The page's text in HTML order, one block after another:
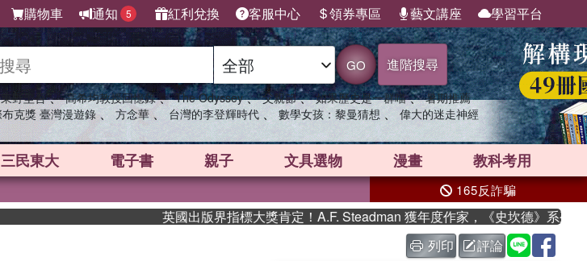
購物車 通知 5 紅利兌換 客服中心 領券專區 藝文講座 學習平台
GO 進階搜尋
東野圭吾 、 高希均教授回憶錄 、 The Odyssey 、 父親節 、 如果歷史是一群喵 、 暑期推薦
布克獎 臺灣漫遊錄 、 方念華 、 台灣的李登輝時代 、 數學女孩：黎曼猜想 、 偉大的迷走神經
三民東大 電子書 親子 文具選物 漫畫 教科考用
165反詐騙
英國出版界指標大獎肯定！A.F. Steadman 獲年度作家，《史坎德》系列帶你踏
列印 評論